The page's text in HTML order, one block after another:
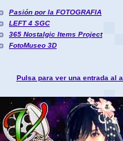
Pasión por la FOTOGRAFIA
LEFT 4 SGC
365 Nostalgic Items Project
FotoMuseo 3D
Pulsa para ver una entrada al